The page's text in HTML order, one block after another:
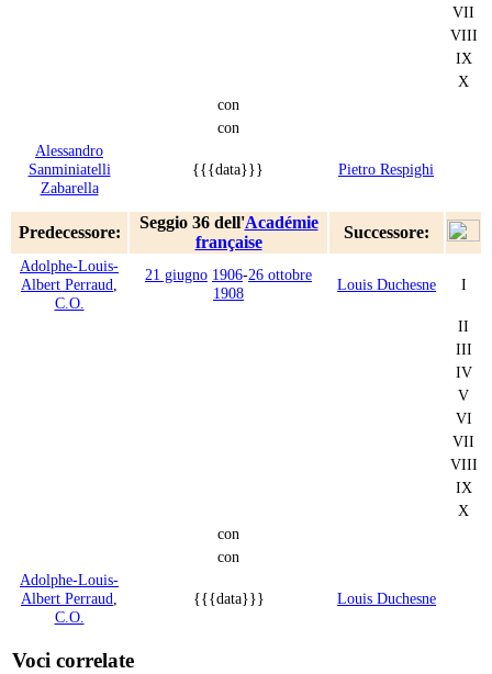
VII
VIII
IX
X
con
con
Alessandro
Sanminiatelli
Zabarella
{{{data}}} Pietro Respighi
Predecessore:
Seggio 36 dell'Académie
française
Successore:
Adolphe-Louis-
Albert Perraud
C.O.
21 giugno 1906-26 ottobre
1908
Louis Duchesne I
II
III
IV
V
VI
VII
VIII
IX
X
con
con
Adolphe-Louis-
Albert Perraud
C.O.
{{{data}}} Louis Duchesne
Voci correlate